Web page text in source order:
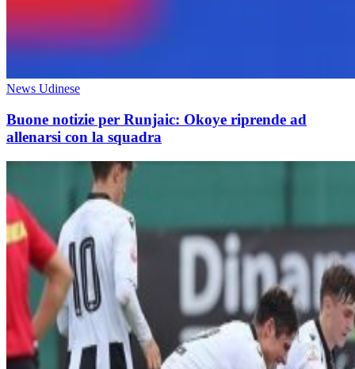
News Udinese
Buone notizie per Runjaic: Okoye riprende ad
allenarsi con la squadra